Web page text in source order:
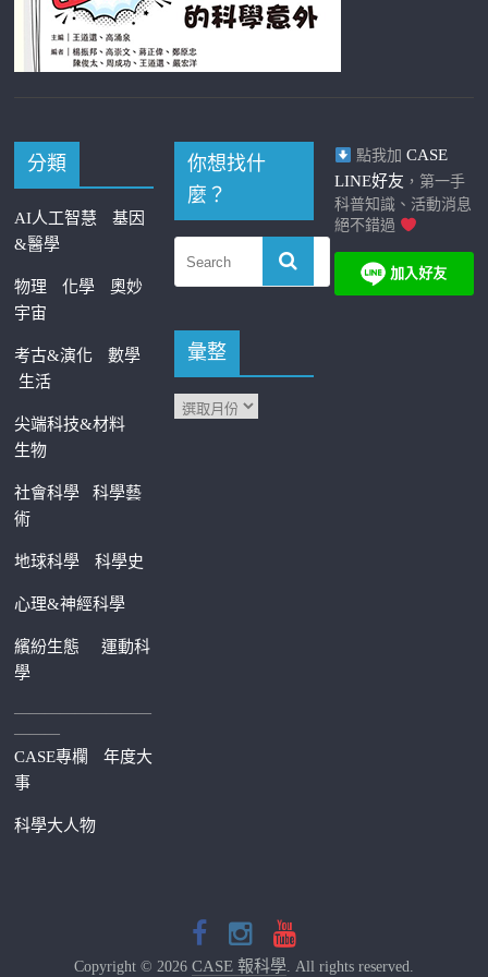
分類
AI人工智慧
基因
&醫學
物理 化學
奧妙
宇宙
考古&演化
數學
生活
尖端科技&材料
生物
社會科學科學藝
術
地球科學 科學史
心理&神經科學
繽紛生態運動科
學
—————————
———
CASE專欄
年度大
事
科學大人物
你想找什
麼？
彙整
點我加 CASE
LINE好友 ，第一手
科普知識、活動消息
絕不錯過
Copyright © 2026 CASE 報科學. All rights reserved.